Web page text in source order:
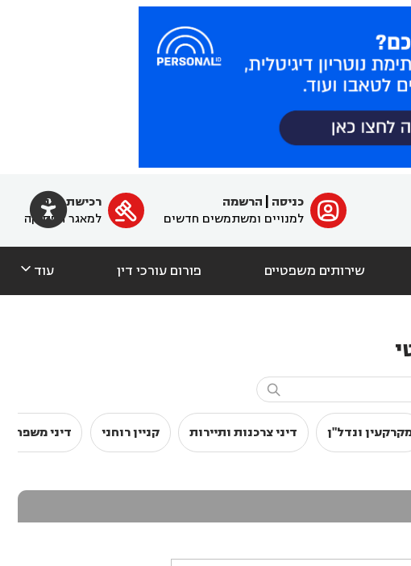
 ﱐ כניסה
הרשמה
למנויים ומשתמשים חדשים

רכישת מנוי
למאגר הפסיקה
שירותים משפטיים פורום עורכי דין עוד 

ונדל"ן דיני צרכנות ותיירות קניין רוחני דיני משפחה